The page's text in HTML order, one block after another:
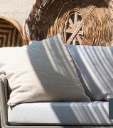
Mascotas
Columnas
Productos
Guías descargables